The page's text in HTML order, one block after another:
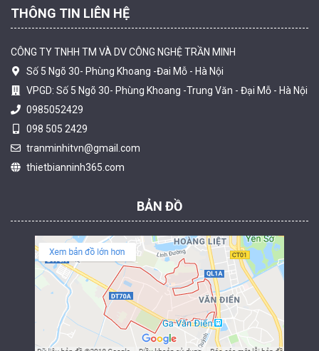
Camera tích hợp đầu báo nhiệt 2MP Hikfire HF-VH 223
2.039.000 đ
THÔNG TIN LIÊN HỆ
CÔNG TY TNHH TM VÀ DV CÔNG NGHỆ TRẦN MINH
Số 5 Ngõ 30- Phùng Khoang -Đai Mỗ - Hà Nội
VPGD: Số 5 Ngõ 30- Phùng Khoang -Trung Văn - Đại Mỗ - Hà Nội
0985052429
098 505 2429
tranminhitvn@gmail.com
thietbianninh365.com
BẢN ĐỒ